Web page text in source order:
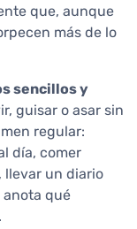
que, aunque
más de lo
sencillos y
guisar o asar sin
regular:
día, comer
llevar un diario
qué